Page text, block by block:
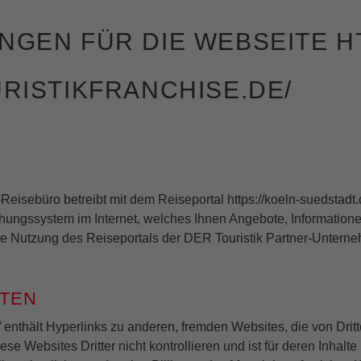
FÜR DIE WEBSEITE
betreibt mit dem Reiseportal https://koeln-
im Internet, welches Ihnen Angebote,
Nutzung des Reiseportals der DER Touristik Partner-
Hyperlinks zu anderen, fremden Websites, die von
Websites Dritter nicht kontrollieren und ist für deren